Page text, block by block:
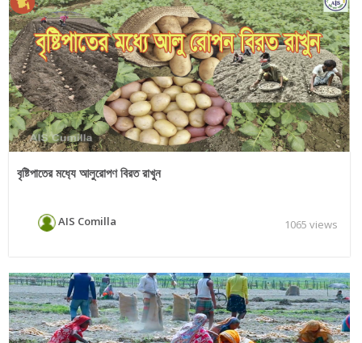
বৃষ্টিপাতের মধ‌্যে আলুরোপণ বিরত রাখুন
AIS Comilla 1065 views